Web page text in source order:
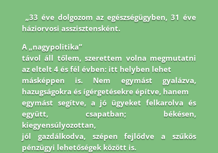
„33 éve dolgozom az egészségügyben, 31 éve
háziorvosi asszisztensként.
A „nagypolitika”
távol áll tőlem, szerettem volna megmutatni
az eltelt 4 és fél évben: itt helyben lehet
másképpen is. Nem egymást gyalázva,
hazugságokra és ígérgetésekre építve, hanem
egymást segítve, a jó ügyeket felkarolva és
együtt, csapatban; békésen,
kiegyensúlyozottan,
jól gazdálkodva, szépen fejlődve a szűkös
pénzügyi lehetőségek között is.